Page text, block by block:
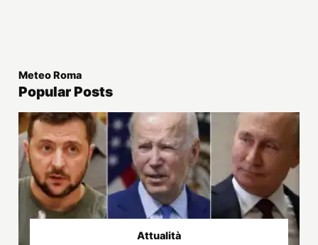
Meteo Roma
Popular Posts
Attualità